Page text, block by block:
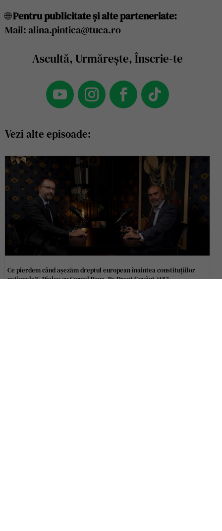
🌐Pentru publicitate și alte parteneriate:
Mail: alina.pintica@tuca.ro
Ascultă, Urmărește, Înscrie-te
Vezi alte episoade:
Ce pierdem când așezăm dreptul european înaintea constituțiilor
naționale? | Dialog cu Cornel Popa, Pe Drept Cuvânt #152